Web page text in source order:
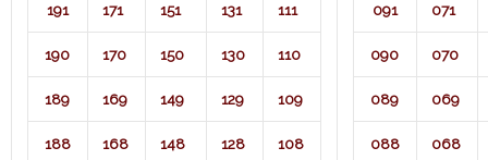
191 171 151 131 111
190 170 150 130 110
189 169 149 129 109
188 168 148 128 108
091 071​
090 070
089 069
088 068